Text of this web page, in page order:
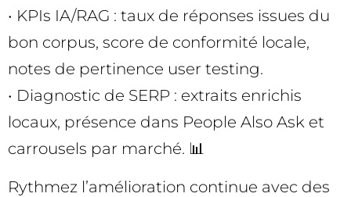
• KPIs IA/RAG : taux de réponses issues du
bon corpus, score de conformité locale,
notes de pertinence user testing.
• Diagnostic de SERP : extraits enrichis
locaux, présence dans People Also Ask et
carrousels par marché. 📊
Rythmez l’amélioration continue avec des